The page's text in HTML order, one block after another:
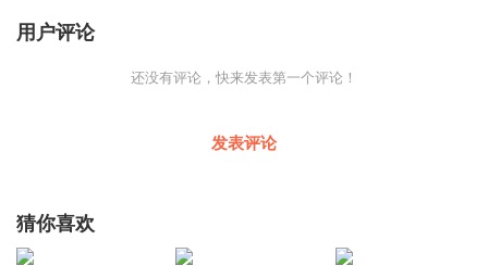
用户评论
还没有评论，快来发表第一个评论！
发表评论
猜你喜欢